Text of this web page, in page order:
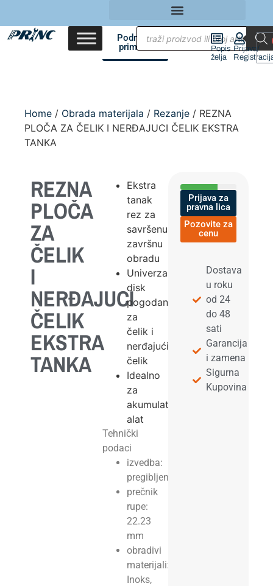
Područja
primene
Popis
želja
Prijava/
Home / Obrada materijala / Rezanje / REZNA
PLOČA ZA ČELIK I NERĐAJUCI ČELIK EKSTRA
TANKA
REZNA
PLOČA
ZA
ČELIK
I
NERĐAJUCI
ČELIK
EKSTRA
TANKA
Ekstra
tanak
rez za
savršenu
završnu
obradu
Univerzalni
disk
pogodan
za
čelik i
nerđajući
čelik
Idealno
za
akumulatorski
alat
Tehnički
podaci
izvedba:
pregibljeno
prečnik
rupe:
22.23
mm
obradivi
materijali:
Inoks,
Prijava za
pravna lica
Pozovite za
cenu
Dostava
u roku
od 24
do 48
sati
Garancija
i zamena
Sigurna
Kupovina